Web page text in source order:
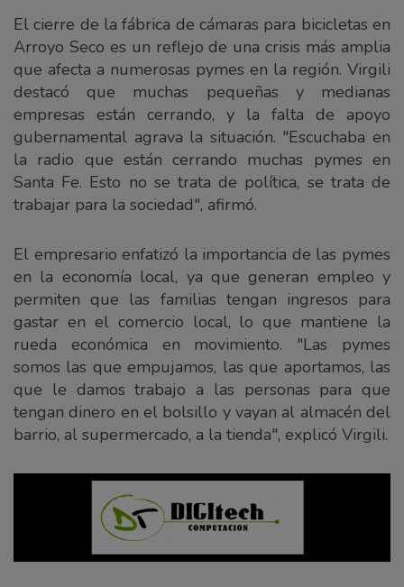
El cierre de la fábrica de cámaras para bicicletas en
Arroyo Seco es un reflejo de una crisis más amplia
que afecta a numerosas pymes en la región. Virgili
destacó que muchas pequeñas y medianas
empresas están cerrando, y la falta de apoyo
gubernamental agrava la situación. "Escuchaba en
la radio que están cerrando muchas pymes en
Santa Fe. Esto no se trata de política, se trata de
trabajar para la sociedad", afirmó.
El empresario enfatizó la importancia de las pymes
en la economía local, ya que generan empleo y
permiten que las familias tengan ingresos para
gastar en el comercio local, lo que mantiene la
rueda económica en movimiento. "Las pymes
somos las que empujamos, las que aportamos, las
que le damos trabajo a las personas para que
tengan dinero en el bolsillo y vayan al almacén del
barrio, al supermercado, a la tienda", explicó Virgili.